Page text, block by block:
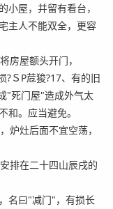
屋，并留有看台，
主人不能双全，更容
房屋额头开门，
?ＳΡ苊狻?17、有的旧
"死门屋"造成外气太
和。应当避免。
炉灶后面不宜空荡，
排在二十四山辰戌的
名曰"减门"，有损长